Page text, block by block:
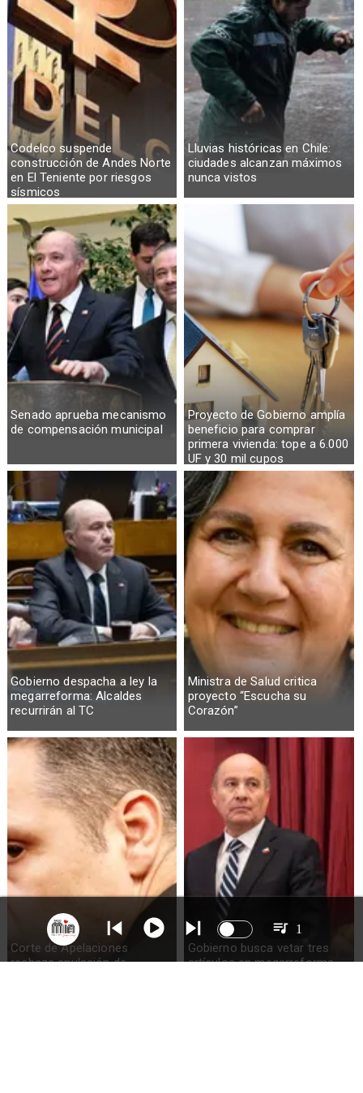
Codelco suspende
construcción de Andes Norte
en El Teniente por riesgos
sísmicos
Lluvias históricas en Chile:
ciudades alcanzan máximos
nunca vistos
Senado aprueba mecanismo
de compensación municipal
Proyecto de Gobierno amplía
beneficio para comprar
primera vivienda: tope a 6.000
UF y 30 mil cupos
Gobierno despacha a ley la
megarreforma: Alcaldes
recurrirán al TC
Ministra de Salud critica
proyecto “Escucha su
Corazón”
Corte de Apelaciones
rechaza anulación de
Gobierno busca vetar tres
artículos en megarreforma
1